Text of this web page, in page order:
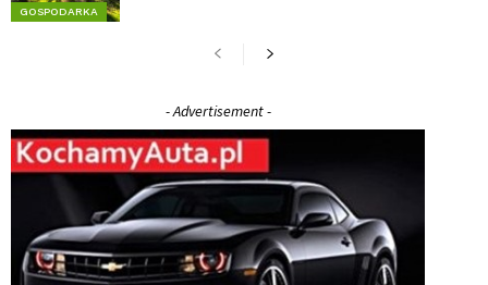
GOSPODARKA
- Advertisement -